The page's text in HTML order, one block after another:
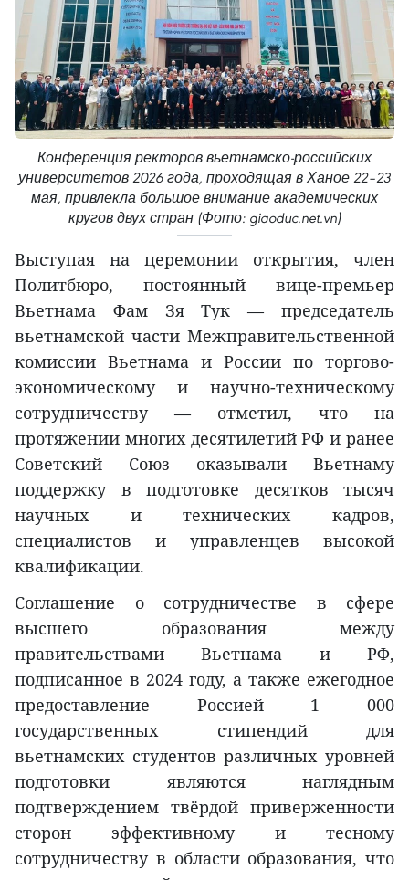
Конференция ректоров вьетнамско-российских
университетов 2026 года, проходящая в Ханое 22–23
мая, привлекла большое внимание академических
кругов двух стран (Фото: giaoduc.net.vn)
Выступая на церемонии открытия, член
Политбюро, постоянный вице-премьер
Вьетнама Фам Зя Тук — председатель
вьетнамской части Межправительственной
комиссии Вьетнама и России по торгово-
экономическому и научно-техническому
сотрудничеству — отметил, что на
протяжении многих десятилетий РФ и ранее
Советский Союз оказывали Вьетнаму
поддержку в подготовке десятков тысяч
научных и технических кадров,
специалистов и управленцев высокой
квалификации.
Соглашение о сотрудничестве в сфере
высшего образования между
правительствами Вьетнама и РФ,
подписанное в 2024 году, а также ежегодное
предоставление Россией 1 000
государственных стипендий для
вьетнамских студентов различных уровней
подготовки являются наглядным
подтверждением твёрдой приверженности
сторон эффективному и тесному
сотрудничеству в области образования, что